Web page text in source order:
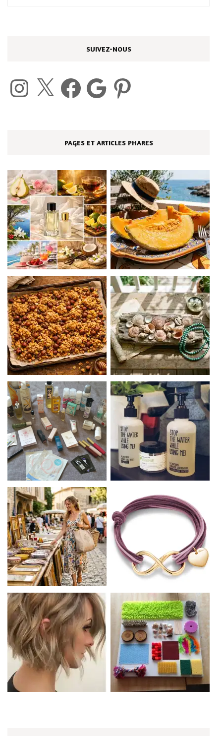
SUIVEZ-NOUS
Instagram Facebook Google Pinterest
PAGES ET ARTICLES PHARES